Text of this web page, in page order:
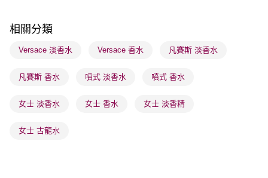
每筆HK$65.00，滿HK$300.00或以上免運費
(香港門市) 只顯示可選門市。確認發貨後2-5個工作天到店，3天內
取。逾期會取消訂單，並不會安排重寄
(澳門門市) 只顯示可選門市。確認發貨後2-5個工作天到店，3天內
相關分類
Versace 淡香水 Versace 香水 凡賽斯 淡香水
凡賽斯 香水 噴式 淡香水 噴式 香水
女士 淡香水 女士 香水 女士 淡香精
女士 古龍水